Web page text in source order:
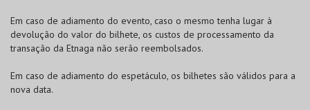
Em caso de adiamento do evento, caso o mesmo tenha lugar à
devolução do valor do bilhete, os custos de processamento da
transação da Etnaga não serão reembolsados.
Em caso de adiamento do espetáculo, os bilhetes são válidos para a
nova data.